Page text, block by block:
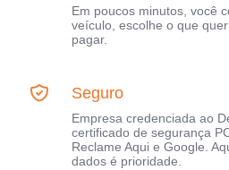
Em poucos minutos, você
veículo, escolhe o que
pagar.
Seguro
Empresa credenciada ao
certificado de segurança
Reclame Aqui e Google.
dados é prioridade.